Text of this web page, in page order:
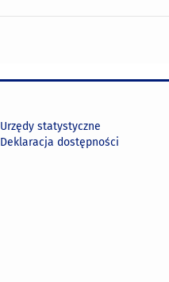
Urzędy statystyczne
Deklaracja dostępności